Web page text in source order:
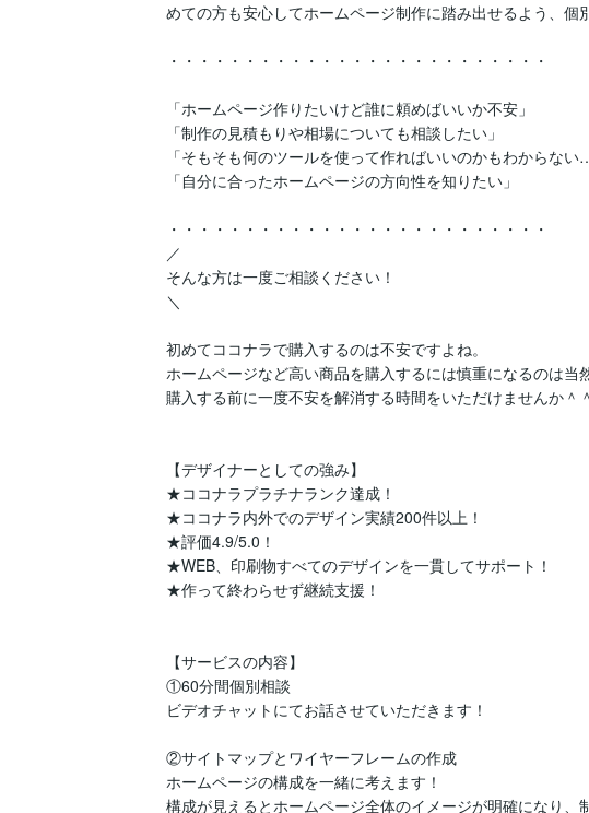
めての方も安心してホームページ制作に踏み出せるよう、個
・・・・・・・・・・・・・・・・・・・・・・・・・
「ホームページ作りたいけど誰に頼めばいいか不安」
「制作の見積もりや相場についても相談したい」
「そもそも何のツールを使って作ればいいのかもわからない
「自分に合ったホームページの方向性を知りたい」
・・・・・・・・・・・・・・・・・・・・・・・・・
／
そんな方は一度ご相談ください！
＼
初めてココナラで購入するのは不安ですよね。
ホームページなど高い商品を購入するには慎重になるのは当
購入する前に一度不安を解消する時間をいただけませんか＾
【デザイナーとしての強み】
★ココナラプラチナランク達成！
★ココナラ内外でのデザイン実績200件以上！
★評価4.9/5.0！
★WEB、印刷物すべてのデザインを一貫してサポート！
★作って終わらせず継続支援！
【サービスの内容】
①60分間個別相談
ビデオチャットにてお話させていただきます！
②サイトマップとワイヤーフレームの作成
ホームページの構成を一緒に考えます！
構成が見えるとホームページ全体のイメージが明確になり、